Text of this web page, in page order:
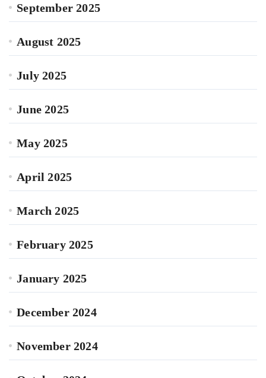
September 2025
August 2025
July 2025
June 2025
May 2025
April 2025
March 2025
February 2025
January 2025
December 2024
November 2024